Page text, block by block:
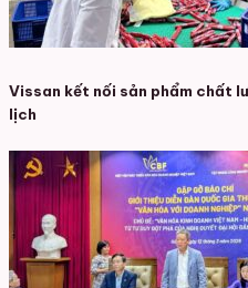
Vissan kết nối sản phẩm chất
lịch